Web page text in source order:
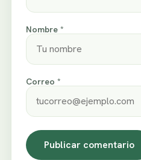
Nombre *
Correo *